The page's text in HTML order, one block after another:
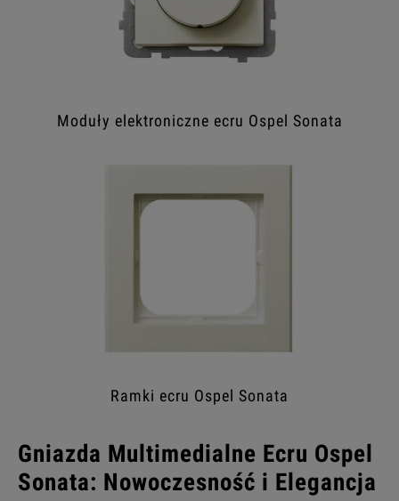
Moduły elektroniczne ecru Ospel Sonata
Ramki ecru Ospel Sonata
Gniazda Multimedialne Ecru Ospel
Sonata: Nowoczesność i Elegancja